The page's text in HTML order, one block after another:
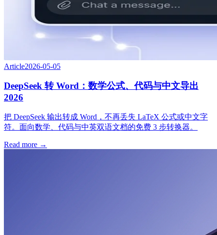
Article2026-05-05
DeepSeek 转 Word：数学公式、代码与中文导出
2026
把 DeepSeek 输出转成 Word，不再丢失 LaTeX 公式或中文字
符。面向数学、代码与中英双语文档的免费 3 步转换器。
Read more →